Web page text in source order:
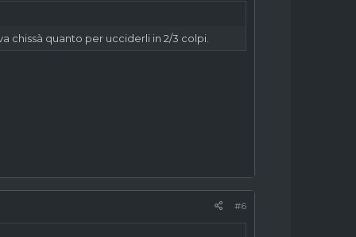
chissà quanto per ucciderli in 2/3 colpi.
#6